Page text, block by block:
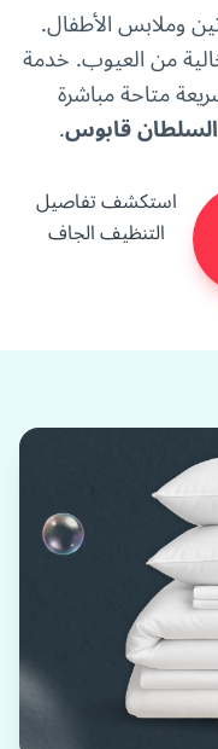
وملابس الأطفال.
من العيوب. خدمة
متاحة مباشرة
قابوس.
استكشف تفاصيل
التنظيف الجاف